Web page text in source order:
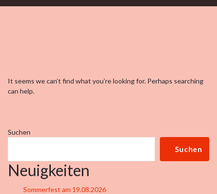
It seems we can’t find what you’re looking for. Perhaps searching
can help.
Suchen
Suchen
Neuigkeiten
Sommerfest am 19.08.2026